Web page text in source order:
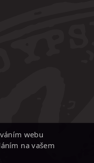
webu
na vašem